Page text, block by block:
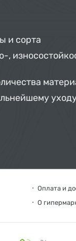
и сорта
,
Оплата и
О